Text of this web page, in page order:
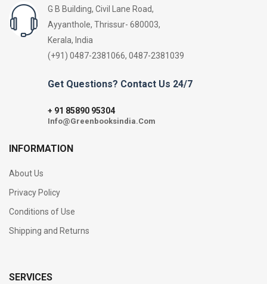
G B Building, Civil Lane Road,
Ayyanthole, Thrissur- 680003,
Kerala, India
(+91) 0487-2381066, 0487-2381039
Get Questions? Contact Us 24/7
+ 91 85890 95304
Info@Greenbooksindia.Com
INFORMATION
About Us
Privacy Policy
Conditions of Use
Shipping and Returns
SERVICES